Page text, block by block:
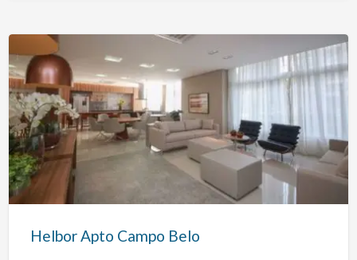
Helbor
Apto
Campo
Belo
Helbor Apto Campo Belo